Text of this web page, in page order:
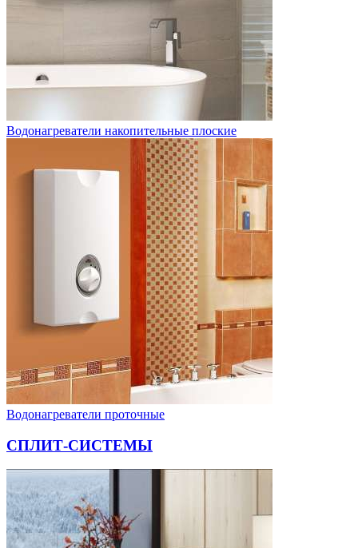
Водонагреватели накопительные плоские
Водонагреватели проточные
СПЛИТ-СИСТЕМЫ